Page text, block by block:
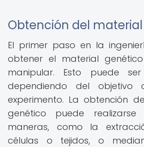
Obtención del
El primer paso en la
obtener el material
manipular. Esto puede
dependiendo del objetivo
experimento. La obtención
genético puede realizarse
maneras, como la
células o tejidos, o